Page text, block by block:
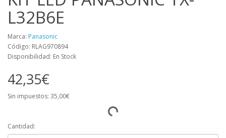
L32B6E
Marca: Panasonic
Código: RLAG970894
Disponibilidad: En Stock
42,35€
Sin impuestos: 35,00€
Cantidad: